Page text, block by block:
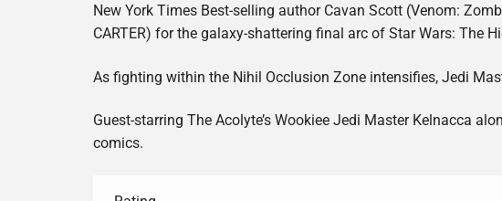
New York Times Best-selling author Cavan Scott (Venom:
CARTER) for the galaxy-shattering final arc of Star Wars: The
As fighting within the Nihil Occlusion Zone intensifies, Jedi
Guest-starring The Acolyte’s Wookiee Jedi Master Kelnacca
comics.